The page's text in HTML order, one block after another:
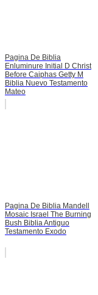
Pagina De Biblia
Enluminure Initial D Christ
Before Caiphas Getty M
Biblia Nuevo Testamento
Mateo
Pagina De Biblia Mandell
Mosaic Israel The Burning
Bush Biblia Antiguo
Testamento Exodo